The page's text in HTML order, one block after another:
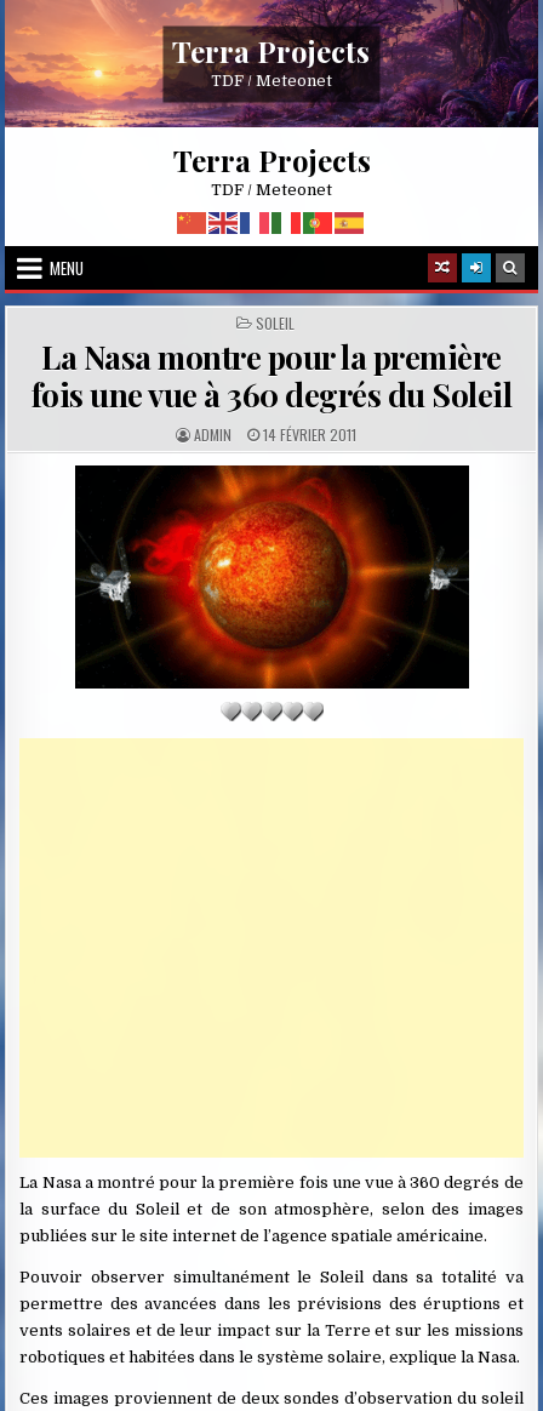
content
Terra Projects
TDF / Meteonet
Terra Projects
TDF / Meteonet
MENU
POSTED
IN
SOLEIL
La Nasa montre pour la première
fois une vue à 360 degrés du Soleil
A
U
T
H
O
:
ADMIN P
U
B
L
I
S
H
E
D
D
A
T
E
:
14 FÉVRIER 2011
La Nasa a montré pour la première fois une vue à 360 degrés de
la surface du Soleil et de son atmosphère, selon des images
publiées sur le site internet de l’agence spatiale américaine.
Pouvoir observer simultanément le Soleil dans sa totalité va
permettre des avancées dans les prévisions des éruptions et
vents solaires et de leur impact sur la Terre et sur les missions
robotiques et habitées dans le système solaire, explique la Nasa.
Ces images proviennent de deux sondes d’observation du soleil